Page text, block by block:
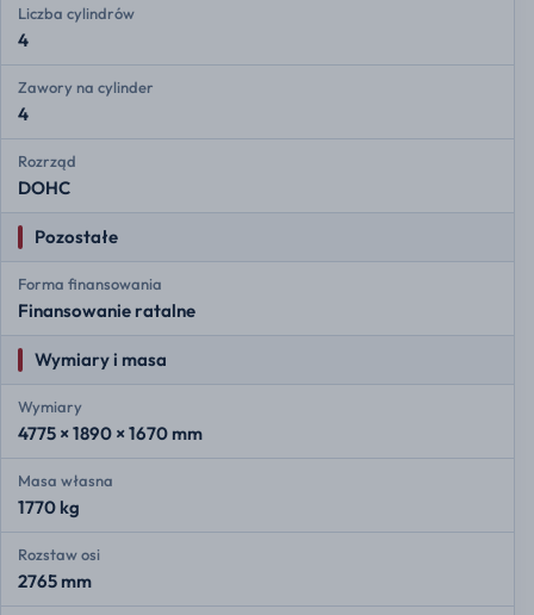
Liczba cylindrów
4
Zawory na cylinder
4
Rozrząd
DOHC
Pozostałe
Forma finansowania
Finansowanie ratalne
Wymiary i masa
Wymiary
4775 × 1890 × 1670 mm
Masa własna
1770 kg
Rozstaw osi
2765 mm